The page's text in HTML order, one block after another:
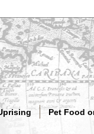
Pet Food